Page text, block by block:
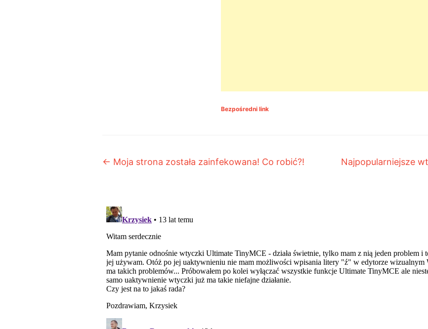
Bezpośredni link
Post navigation
← Moja strona została zainfekowana! Co robić?!
Najpopularniejsze